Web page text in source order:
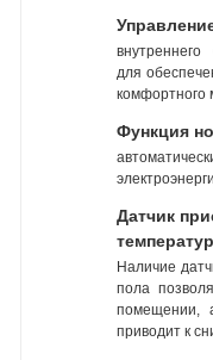
внутреннего
для
комфортного
Функция
Датчик
Наличие
пола
помещении,
приводит к